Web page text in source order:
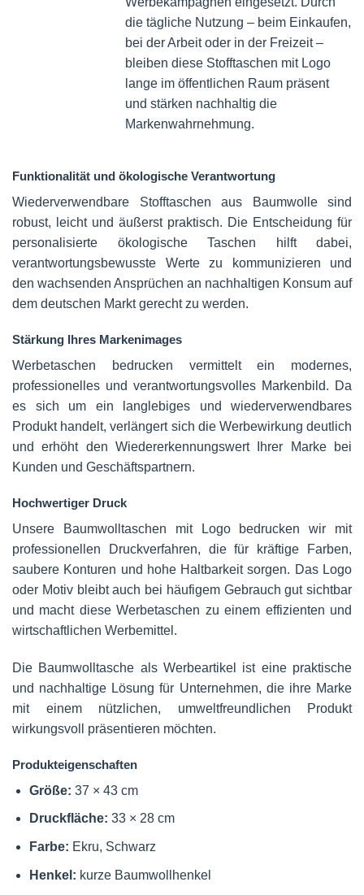
die tägliche Nutzung – beim Einkaufen,
bei der Arbeit oder in der Freizeit –
bleiben diese Stofftaschen mit Logo
lange im öffentlichen Raum präsent
und stärken nachhaltig die
Markenwahrnehmung.
Funktionalität und ökologische Verantwortung
Wiederverwendbare Stofftaschen aus Baumwolle sind
robust, leicht und äußerst praktisch. Die Entscheidung für
personalisierte ökologische Taschen hilft dabei,
verantwortungsbewusste Werte zu kommunizieren und
den wachsenden Ansprüchen an nachhaltigen Konsum auf
dem deutschen Markt gerecht zu werden.
Stärkung Ihres Markenimages
Werbetaschen bedrucken vermittelt ein modernes,
professionelles und verantwortungsvolles Markenbild. Da
es sich um ein langlebiges und wiederverwendbares
Produkt handelt, verlängert sich die Werbewirkung deutlich
und erhöht den Wiedererkennungswert Ihrer Marke bei
Kunden und Geschäftspartnern.
Hochwertiger Druck
Unsere Baumwolltaschen mit Logo bedrucken wir mit
professionellen Druckverfahren, die für kräftige Farben,
saubere Konturen und hohe Haltbarkeit sorgen. Das Logo
oder Motiv bleibt auch bei häufigem Gebrauch gut sichtbar
und macht diese Werbetaschen zu einem effizienten und
wirtschaftlichen Werbemittel.
Die Baumwolltasche als Werbeartikel ist eine praktische
und nachhaltige Lösung für Unternehmen, die ihre Marke
mit einem nützlichen, umweltfreundlichen Produkt
wirkungsvoll präsentieren möchten.
Produkteigenschaften
Größe: 37 × 43 cm
Druckfläche: 33 × 28 cm
Farbe: Ekru, Schwarz
Henkel: kurze Baumwollhenkel